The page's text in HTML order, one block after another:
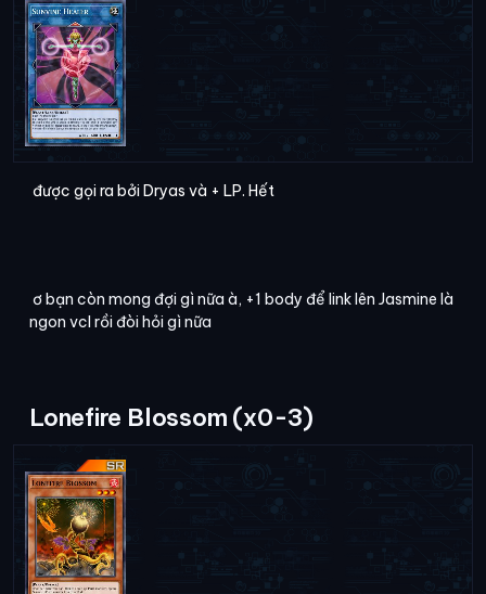
được gọi ra bởi Dryas và + LP. Hết
ơ bạn còn mong đợi gì nữa à, +1 body để link lên Jasmine là
ngon vcl rồi đòi hỏi gì nữa
Lonefire Blossom (x0-3)